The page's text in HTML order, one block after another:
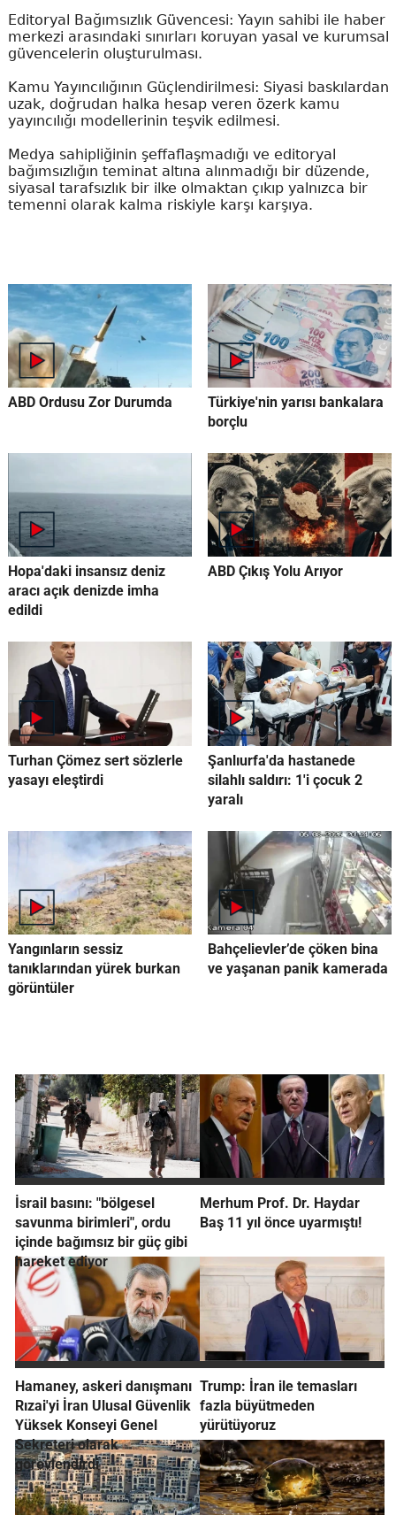
Editoryal Bağımsızlık Güvencesi: Yayın sahibi ile haber
merkezi arasındaki sınırları koruyan yasal ve kurumsal
güvencelerin oluşturulması.
Kamu Yayıncılığının Güçlendirilmesi: Siyasi baskılardan
uzak, doğrudan halka hesap veren özerk kamu
yayıncılığı modellerinin teşvik edilmesi.
Medya sahipliğinin şeffaflaşmadığı ve editoryal
bağımsızlığın teminat altına alınmadığı bir düzende,
siyasal tarafsızlık bir ilke olmaktan çıkıp yalnızca bir
temenni olarak kalma riskiyle karşı karşıya.
ABD Ordusu Zor Durumda
Türkiye'nin yarısı bankalara
borçlu
Hopa'daki insansız deniz
aracı açık denizde imha
edildi
ABD Çıkış Yolu Arıyor
Turhan Çömez sert sözlerle
yasayı eleştirdi
Şanlıurfa'da hastanede
silahlı saldırı: 1'i çocuk 2
yaralı
Yangınların sessiz
tanıklarından yürek burkan
görüntüler
Bahçelievler’de çöken bina
ve yaşanan panik kamerada
İsrail basını: "bölgesel
savunma birimleri", ordu
içinde bağımsız bir güç gibi
hareket ediyor
Merhum Prof. Dr. Haydar
Baş 11 yıl önce uyarmıştı!
Hamaney, askeri danışmanı
Rızai'yi İran Ulusal Güvenlik
Yüksek Konseyi Genel
Sekreteri olarak
görevlendirdi
Trump: İran ile temasları
fazla büyütmeden
yürütüyoruz